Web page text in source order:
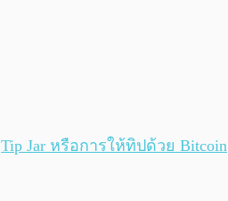
Tip Jar หรือการให้ทิปด้วย Bitcoin